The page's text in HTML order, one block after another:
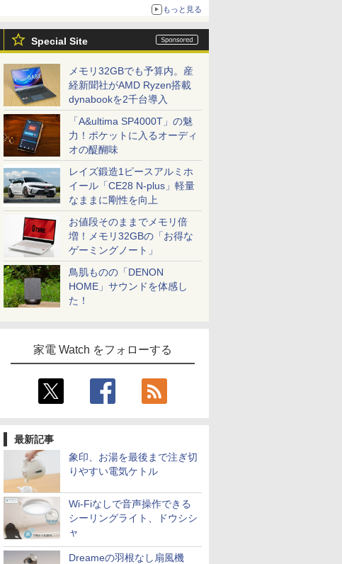
もっと見る
Special Site
メモリ32GBでも予算内。産
経新聞社がAMD Ryzen搭載
dynabookを2千台導入
「A&ultima SP4000T」の魅
力！ポケットに入るオーディ
オの醍醐味
レイズ鍛造1ピースアルミホ
イール「CE28 N-plus」軽量
なままに剛性を向上
お値段そのままでメモリ倍
増！メモリ32GBの「お得な
ゲーミングノート」
鳥肌ものの「DENON
HOME」サウンドを体感し
た！
家電 Watch をフォローする
最新記事
象印、お湯を最後まで注ぎ切
りやすい電気ケトル
Wi-Fiなしで音声操作できる
シーリングライト、ドウシシ
ャ
Dreameの羽根なし扇風機